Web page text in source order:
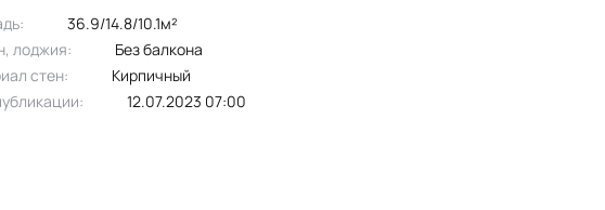
36.9/14.8/10.1м²
лоджия:
без балкона
стен:
Кирпичный
12.07.2023 07:00